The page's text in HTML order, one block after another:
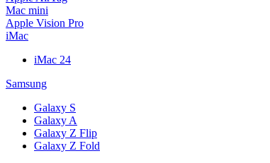
Mac mini
Apple Vision Pro
iMac
iMac 24
Samsung
Galaxy S
Galaxy A
Galaxy Z Flip
Galaxy Z Fold